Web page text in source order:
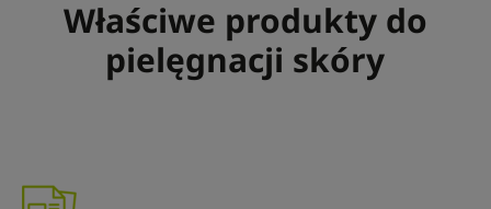
Właściwe produkty do
pielęgnacji skóry